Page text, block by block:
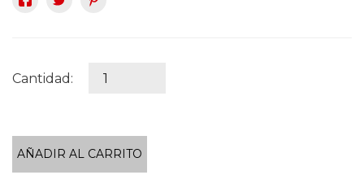
Cantidad:
AÑADIR AL CARRITO